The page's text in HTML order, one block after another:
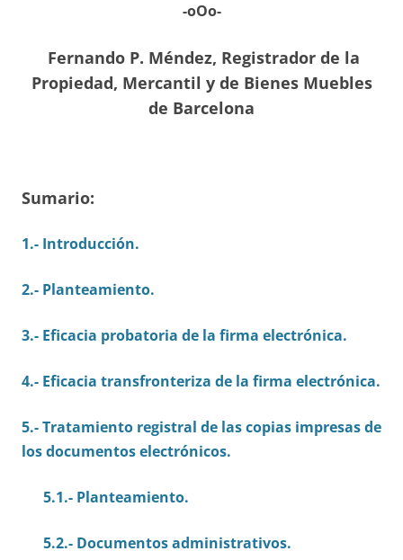
-oOo-
Fernando P. Méndez, Registrador de la
Propiedad, Mercantil y de Bienes Muebles
de Barcelona
Sumario:
1.- Introducción.
2.- Planteamiento.
3.- Eficacia probatoria de la firma electrónica.
4.- Eficacia transfronteriza de la firma electrónica.
5.- Tratamiento registral de las copias impresas de
los documentos electrónicos.
5.1.- Planteamiento.
5.2.- Documentos administrativos.